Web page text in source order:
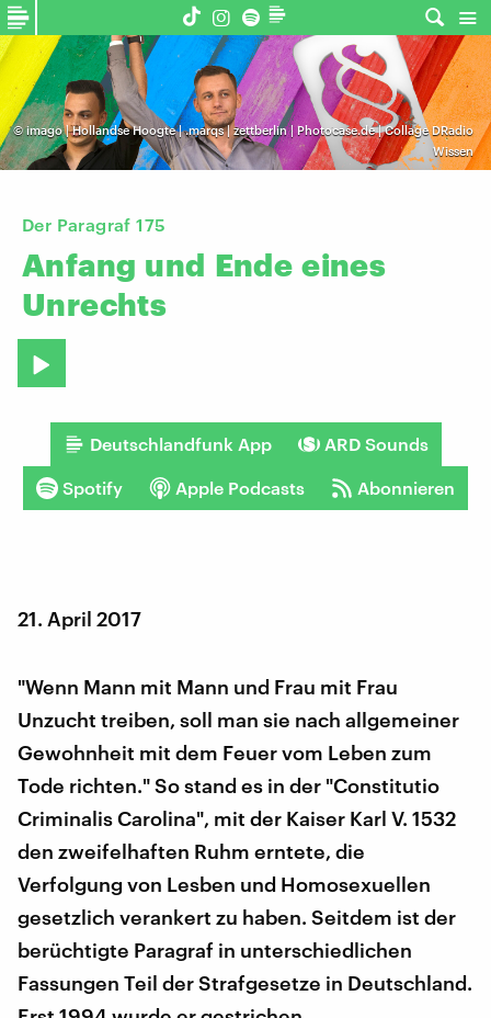
©imago | Hollandse Hoogte | .marqs | zettberlin | Photocase.de | Collage DRadio
Wissen
Der Paragraf 175
Anfang und Ende eines
Unrechts
Deutschlandfunk App ARD Sounds
Spotify Apple Podcasts Abonnieren
21. April 2017
"Wenn Mann mit Mann und Frau mit Frau
Unzucht treiben, soll man sie nach allgemeiner
Gewohnheit mit dem Feuer vom Leben zum
Tode richten." So stand es in der "Constitutio
Criminalis Carolina", mit der Kaiser Karl V. 1532
den zweifelhaften Ruhm erntete, die
Verfolgung von Lesben und Homosexuellen
gesetzlich verankert zu haben. Seitdem ist der
berüchtigte Paragraf in unterschiedlichen
Fassungen Teil der Strafgesetze in Deutschland.